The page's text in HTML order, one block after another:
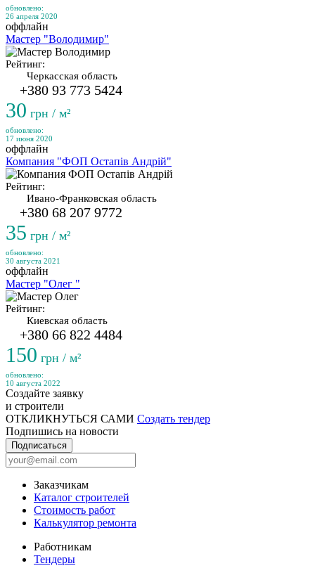
обновлено:
26 апреля 2020
оффлайн
Мастер "Володимир"
Рейтинг:
Черкасская область
+380 93 773 5424
30 грн / м²
обновлено:
17 июня 2020
оффлайн
Компания "ФОП Остапів Андрій"
Рейтинг:
Ивано-Франковская область
+380 68 207 9772
35 грн / м²
обновлено:
30 августа 2021
оффлайн
Мастер "Олег "
Рейтинг:
Киевская область
+380 66 822 4484
150 грн / м²
обновлено:
10 августа 2022
Создайте заявку
и строители
ОТКЛИКНУТЬСЯ САМИ Создать тендер
Подпишись на новости
Подписаться
Заказчикам
Каталог строителей
Стоимость работ
Калькулятор ремонта
Работникам
Тендеры